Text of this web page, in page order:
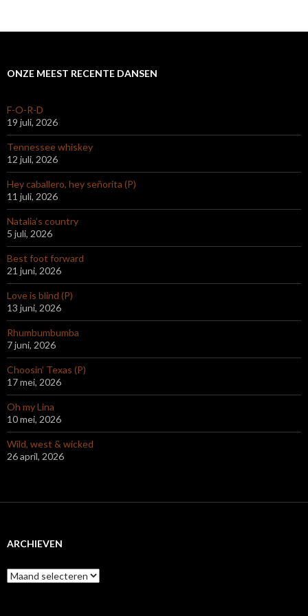
ONZE MEEST RECENTE DANSEN
F-O-R-D
19 juli, 2026
Tennessee whiskey
12 juli, 2026
Hey caballero, hey señorita (P)
11 juli, 2026
Natalia’s country
5 juli, 2026
Best foot forward
21 juni, 2026
Love is blind (P)
13 juni, 2026
Rhumbumbumba
7 juni, 2026
Choosin’ Texas (P)
17 mei, 2026
Oh my Lina
10 mei, 2026
Wild, west & wicked
26 april, 2026
ARCHIEVEN
Archieven